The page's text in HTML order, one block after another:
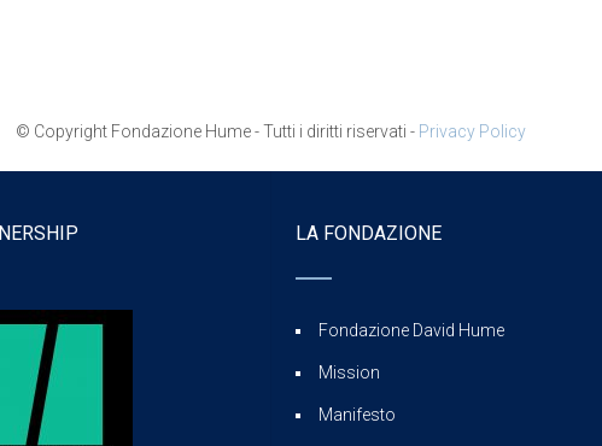
© Copyright Fondazione Hume - Tutti i diritti riservati - Privacy Policy
LA FONDAZIONE
Fondazione David Hume
Mission
Manifesto